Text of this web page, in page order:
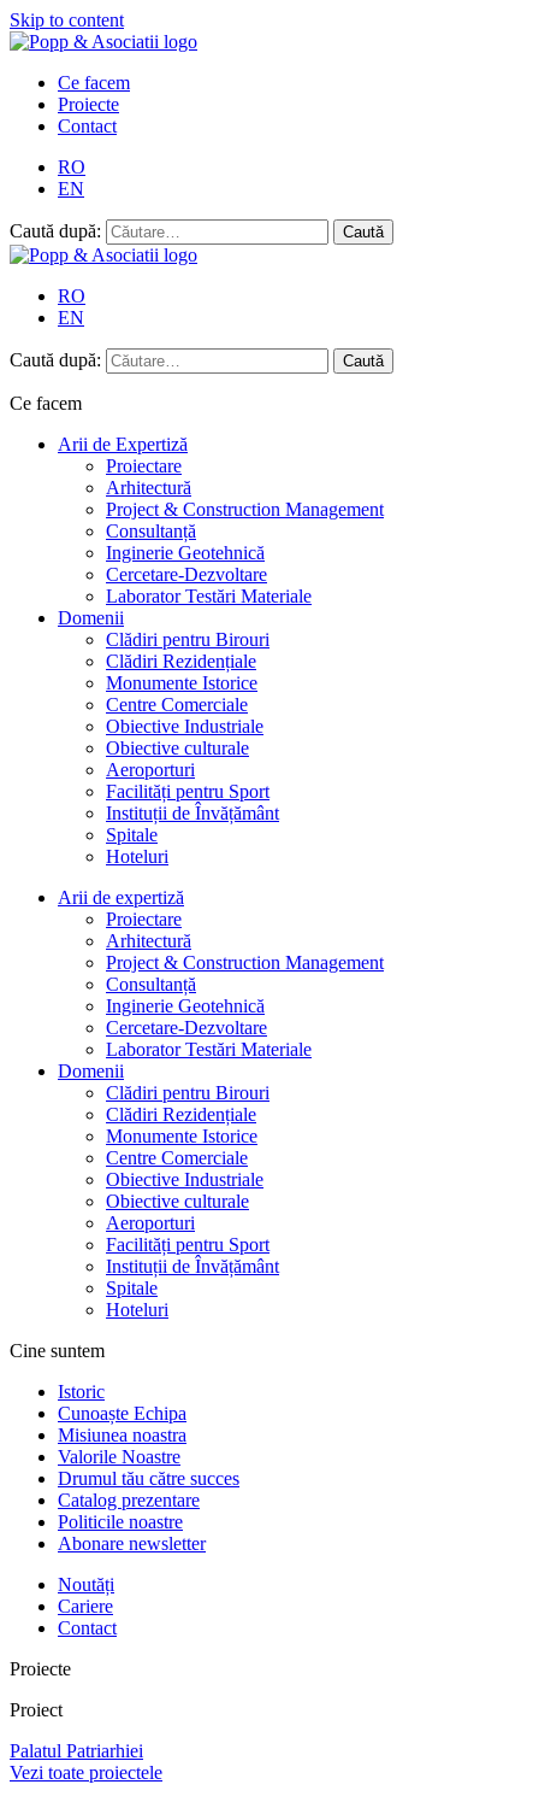
Skip to content
Ce facem
Proiecte
Contact
RO
EN
Caută după:
RO
EN
Caută după:
Ce facem
Arii de Expertiză
Proiectare
Arhitectură
Project & Construction Management
Consultanță
Inginerie Geotehnică
Cercetare-Dezvoltare
Laborator Testări Materiale
Domenii
Clădiri pentru Birouri
Clădiri Rezidențiale
Monumente Istorice
Centre Comerciale
Obiective Industriale
Obiective culturale
Aeroporturi
Facilități pentru Sport
Instituții de Învățământ
Spitale
Hoteluri
Arii de expertiză
Proiectare
Arhitectură
Project & Construction Management
Consultanță
Inginerie Geotehnică
Cercetare-Dezvoltare
Laborator Testări Materiale
Domenii
Clădiri pentru Birouri
Clădiri Rezidențiale
Monumente Istorice
Centre Comerciale
Obiective Industriale
Obiective culturale
Aeroporturi
Facilități pentru Sport
Instituții de Învățământ
Spitale
Hoteluri
Cine suntem
Istoric
Cunoaște Echipa
Misiunea noastra
Valorile Noastre
Drumul tău către succes
Catalog prezentare
Politicile noastre
Abonare newsletter
Noutăți
Cariere
Contact
Proiecte
Proiect
Palatul Patriarhiei
Vezi toate proiectele